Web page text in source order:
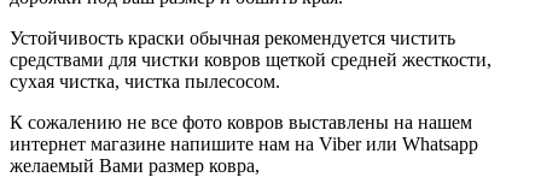
Устойчивость краски обычная рекомендуется чистить
средствами для чистки ковров щеткой средней жесткости,
сухая чистка, чистка пылесосом.
К сожалению не все фото ковров выставлены на нашем
интернет магазине напишите нам на Viber или Whatsapp
желаемый Вами размер ковра,